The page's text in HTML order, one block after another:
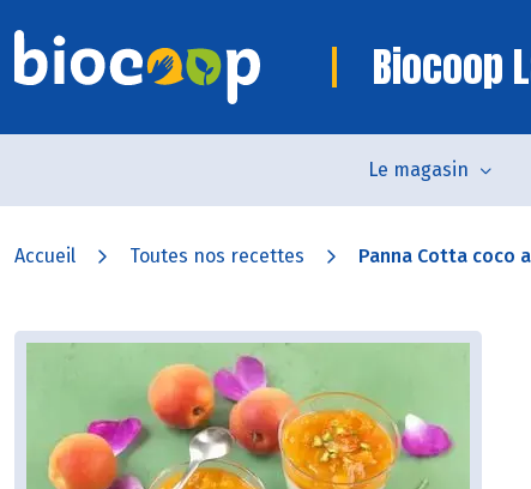
Biocoop
Le magasin
Accueil Toutes nos recettes Panna Cotta coco